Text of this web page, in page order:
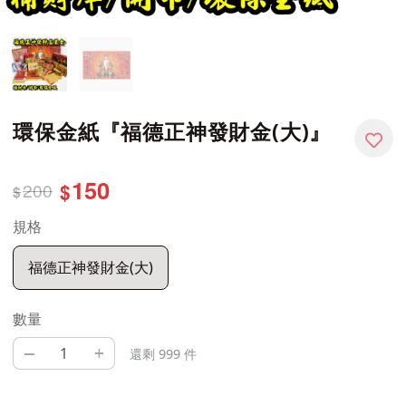
環保金紙『福德正神發財金(大)』
$200 $150
規格
福德正神發財金(大)
數量
– + 還剩 999 件